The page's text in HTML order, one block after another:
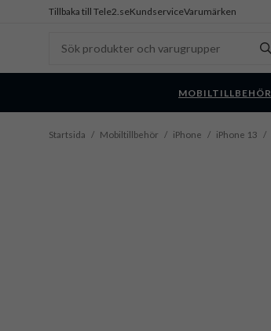
Tillbaka till Tele2.seKundserviceVarumärken
MOBILTILLBEHÖR
Startsida / Mobiltillbehör / iPhone / iPhone 13 /